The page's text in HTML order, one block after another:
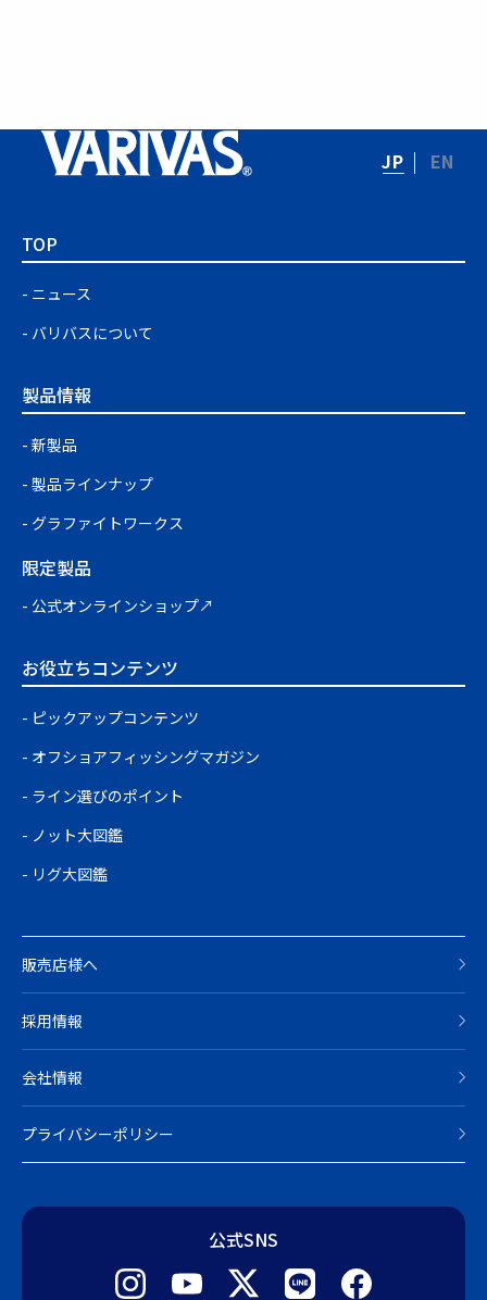
JP EN
TOP
ニュース
バリバスについて
製品情報
新製品
製品ラインナップ
グラファイトワークス
限定製品
公式オンラインショップ↗
お役立ちコンテンツ
ピックアップコンテンツ
オフショアフィッシングマガジン
ライン選びのポイント
ノット大図鑑
リグ大図鑑
販売店様へ
採用情報
会社情報
プライバシーポリシー
公式SNS